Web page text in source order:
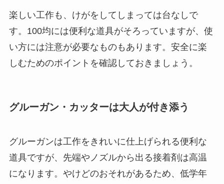
楽しい工作も、けがをしてしまっては台なしで
す。100均には便利な道具がそろっていますが、使
い方には注意が必要なものもあります。安全に楽
しむためのポイントを確認しておきましょう。
グルーガン・カッターは大人が付き添う
グルーガンは工作をきれいに仕上げられる便利な
道具ですが、先端やノズルから出る接着剤は高温
になります。やけどのおそれがあるため、低学年